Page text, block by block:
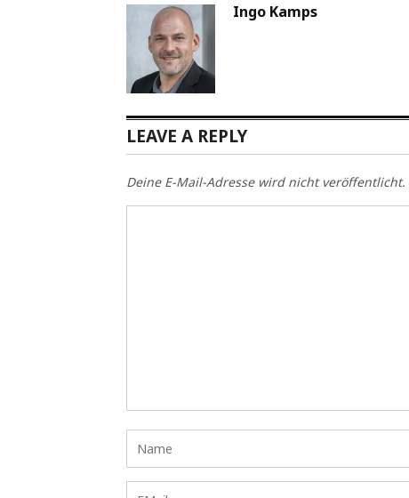
Ingo Kamps
LEAVE A REPLY
Deine E-Mail-Adresse wird nicht veröffentlicht.